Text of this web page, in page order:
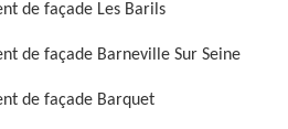
de façade Les Barils
de façade Barneville Sur Seine
de façade Barquet